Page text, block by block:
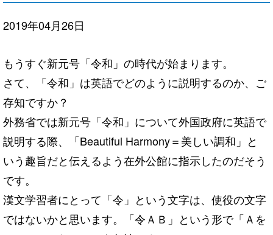
2019年04月26日
もうすぐ新元号「令和」の時代が始まります。
さて、「令和」は英語でどのように説明するのか、ご
存知ですか？
外務省では新元号「令和」について外国政府に英語で
説明する際、「Beautiful Harmony＝美しい調和」と
いう趣旨だと伝えるよう在外公館に指示したのだそう
です。
漢文学習者にとって「令」という文字は、使役の文字
ではないかと思います。「令ＡＢ」という形で「Ａを